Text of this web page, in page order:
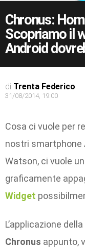
Chronus:
Scopriamo il
Android
di Trenta Federico
31/08/2014, 19:00
Cosa ci vuole per
nostri smartphone
Watson, ci vuole
graficamente
Widget
L’applicazione
Chronus appunto,